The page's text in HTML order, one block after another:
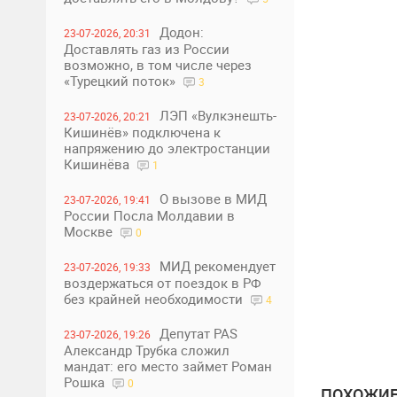
23-07-2026, 20:31
Додон:
Доставлять газ из России
возможно, в том числе через
«Турецкий поток»
3
23-07-2026, 20:21
ЛЭП «Вулкэнешть-
Кишинёв» подключена к
напряжению до электростанции
Кишинёва
1
23-07-2026, 19:41
О вызове в МИД
России Посла Молдавии в
Москве
0
23-07-2026, 19:33
МИД рекомендует
воздержаться от поездок в РФ
без крайней необходимости
4
23-07-2026, 19:26
Депутат PAS
Александр Трубка сложил
мандат: его место займет Роман
Рошка
0